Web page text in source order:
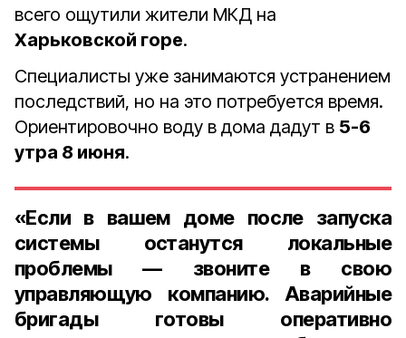
всего ощутили жители МКД на
Харьковской горе.
Специалисты уже занимаются устранением
последствий, но на это потребуется время.
Ориентировочно воду в дома дадут в 5-6
утра 8 июня.
«Если в вашем доме после запуска
системы останутся локальные
проблемы — звоните в свою
управляющую компанию. Аварийные
бригады готовы оперативно